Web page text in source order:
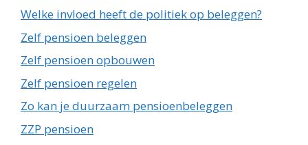
Welke invloed heeft de politiek op beleggen?
Zelf pensioen beleggen
Zelf pensioen opbouwen
Zelf pensioen regelen
Zo kan je duurzaam pensioenbeleggen
ZZP pensioen